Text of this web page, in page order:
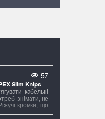
57
Slim Knips
кабельні
знімати, не
кромки, що